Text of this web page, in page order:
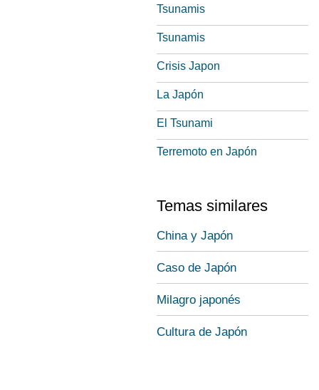
Tsunamis
Tsunamis
Crisis Japon
La Japón
El Tsunami
Terremoto en Japón
Temas similares
China y Japón
Caso de Japón
Milagro japonés
Cultura de Japón